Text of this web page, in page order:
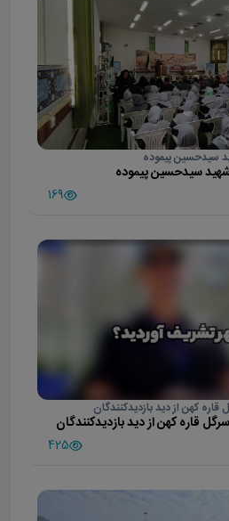
سیدحسین پیموده
سیدحسین پیموده
169
کهن از دید بازدیدکنندگان
قاره کهن از دید بازدیدکنندگان
425